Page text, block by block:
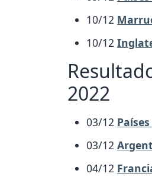
10/12
10/12
2022
03/12
03/12
04/12